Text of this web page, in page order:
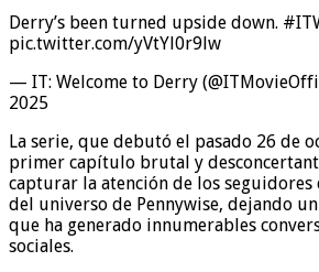
Derry’s been turned upside down.
pic.twitter.com/yVtYl0r9lw
— IT: Welcome to Derry
2025
La serie, que debutó el pasado 26 de
primer capítulo brutal y
capturar la atención de los seguidores
del universo de Pennywise, dejando
que ha generado innumerables
sociales.